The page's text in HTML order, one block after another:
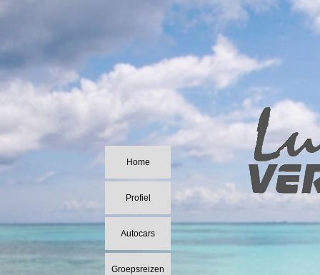
Home
Profiel
Autocars
Groepsreizen